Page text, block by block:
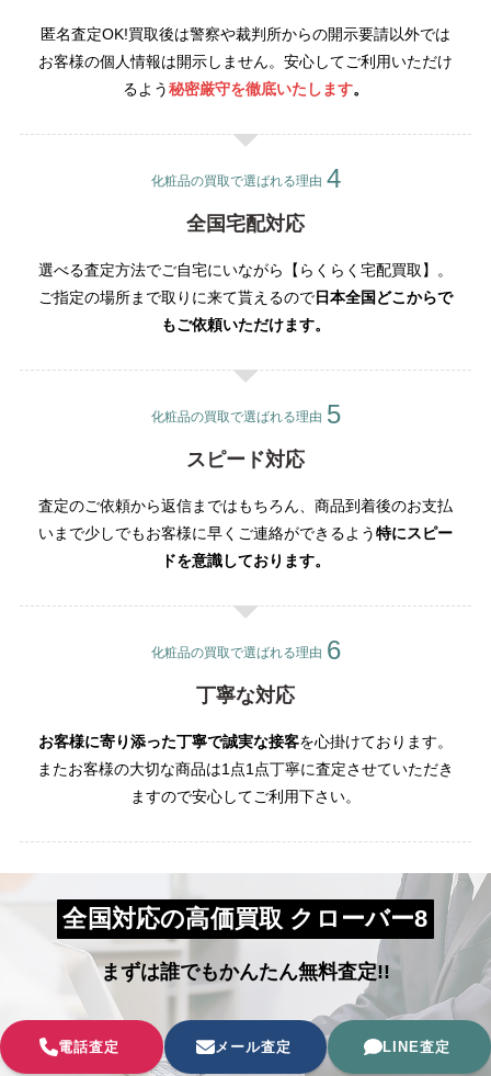
匿名査定OK!買取後は警察や裁判所からの開示要請以外では
お客様の個人情報は開示しません。安心してご利用いただけ
るよう秘密厳守を徹底いたします。
化粧品の買取で選ばれる理由
全国宅配対応
選べる査定方法でご自宅にいながら【らくらく宅配買取】。
ご指定の場所まで取りに来て貰えるので日本全国どこからで
もご依頼いただけます。
化粧品の買取で選ばれる理由
スピード対応
査定のご依頼から返信まではもちろん、商品到着後のお支払
いまで少しでもお客様に早くご連絡ができるよう特にスピー
ドを意識しております。
化粧品の買取で選ばれる理由
丁寧な対応
お客様に寄り添った丁寧で誠実な接客を心掛けております。
またお客様の大切な商品は1点1点丁寧に査定させていただき
ますので安心してご利用下さい。
全国対応の高価買取 クローバー8
まずは誰でもかんたん無料査定!!
電話査定 メール査定 LINE査定